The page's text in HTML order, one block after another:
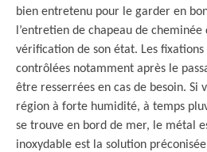
bien entretenu pour le garder en
l’entretien de chapeau de
vérification de son état. Les
contrôlées notamment après le
être resserrées en cas de besoin. Si
région à forte humidité, à temps
se trouve en bord de mer, le métal
inoxydable est la solution